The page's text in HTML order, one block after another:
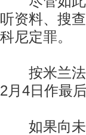
听资料、搜
科尼定罪。
按米兰法
2月4日作最
如果向未